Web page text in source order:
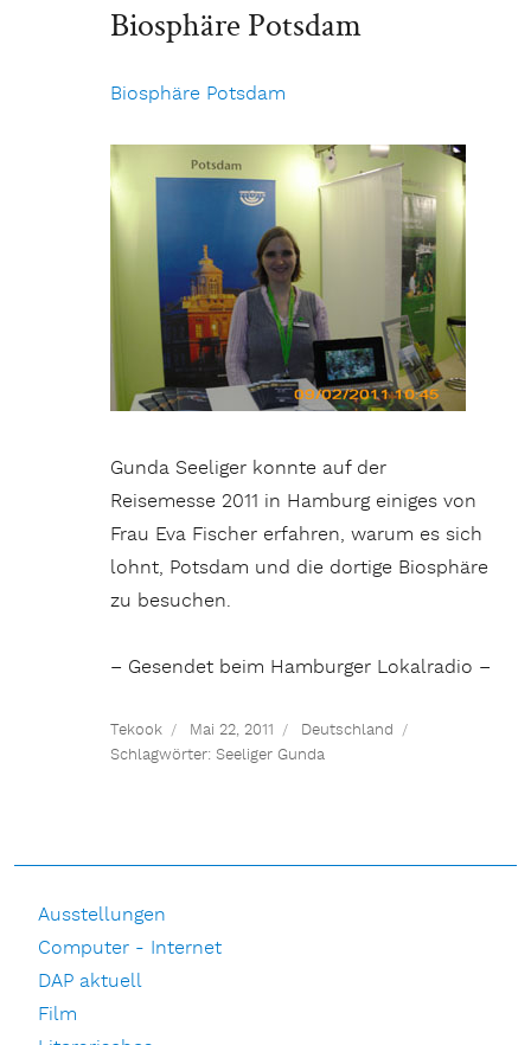
Biosphäre Potsdam
Biosphäre Potsdam
Gunda Seeliger konnte auf der
Reisemesse 2011 in Hamburg einiges von
Frau Eva Fischer erfahren, warum es sich
lohnt, Potsdam und die dortige Biosphäre
zu besuchen.
– Gesendet beim Hamburger Lokalradio –
Tekook Mai 22, 2011
Deutschland
Schlagwörter: Seeliger Gunda
Ausstellungen
Computer - Internet
DAP aktuell
Film